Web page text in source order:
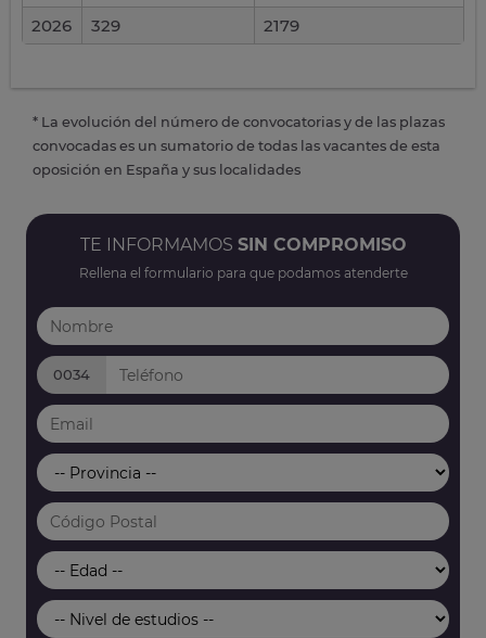
2026
329 2179
* La evolución del número de convocatorias y de las plazas
convocadas es un sumatorio de todas las vacantes de esta
oposición en España y sus localidades
TE INFORMAMOS SIN COMPROMISO
Rellena el formulario para que podamos atenderte
0034